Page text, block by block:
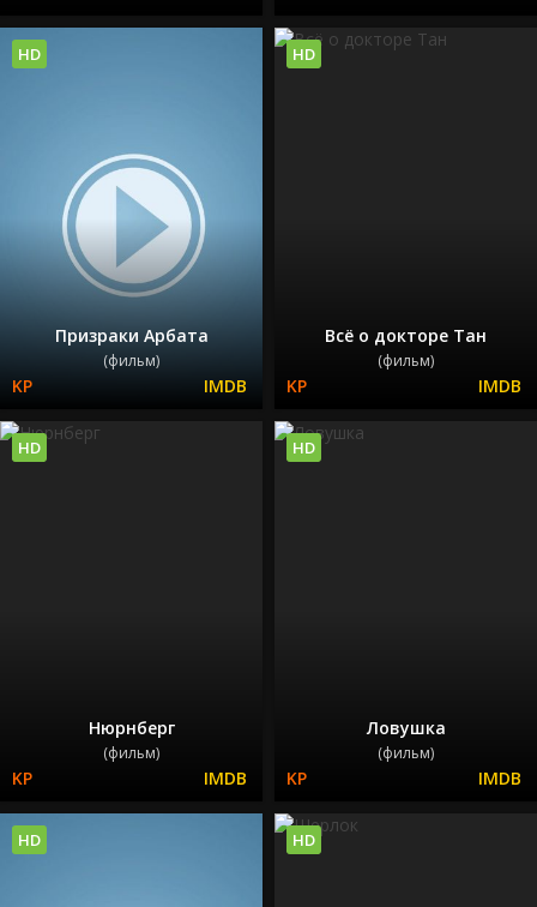
Призраки Арбата
(фильм)
HD
Всё о докторе Тан
(фильм)
HD
Нюрнберг
(фильм)
HD
Ловушка
(фильм)
HD
HD HD